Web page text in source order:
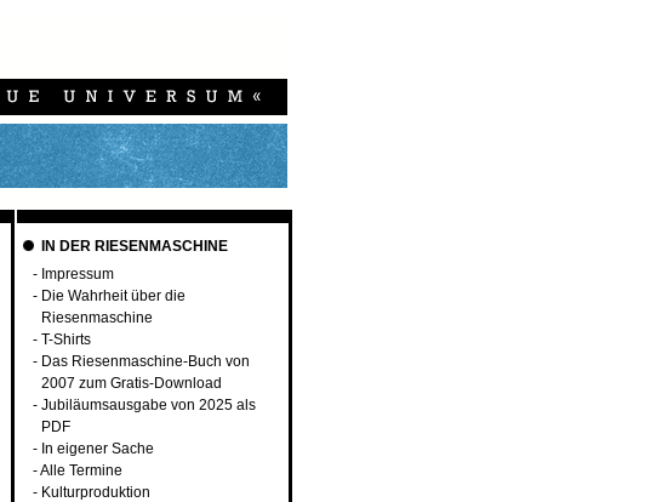
IN DER RIESENMASCHINE
- Impressum
- Die Wahrheit über die
Riesenmaschine
- T-Shirts
- Das Riesenmaschine-Buch von
2007 zum Gratis-Download
- Jubiläumsausgabe von 2025 als
PDF
- In eigener Sache
-Alle Termine
- Kulturproduktion